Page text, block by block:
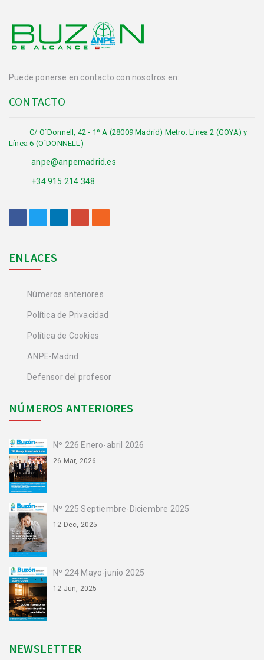
Puede ponerse en contacto con nosotros en:
CONTACTO
C/ O´Donnell, 42 - 1º A (28009 Madrid) Metro: Línea 2 (GOYA) y
Línea 6 (O´DONNELL)
anpe@anpemadrid.es
+34 915 214 348
ENLACES
Números anteriores
Política de Privacidad
Política de Cookies
ANPE-Madrid
Defensor del profesor
NÚMEROS ANTERIORES
Nº 226 Enero-abril 2026
26 Mar, 2026
Nº 225 Septiembre-Diciembre 2025
12 Dec, 2025
Nº 224 Mayo-junio 2025
12 Jun, 2025
NEWSLETTER